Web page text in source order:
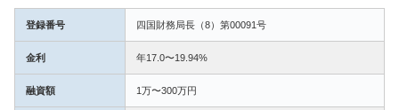
登録番号 四国財務局長（8）第00091号
金利 年17.0〜19.94%
融資額 1万〜300万円